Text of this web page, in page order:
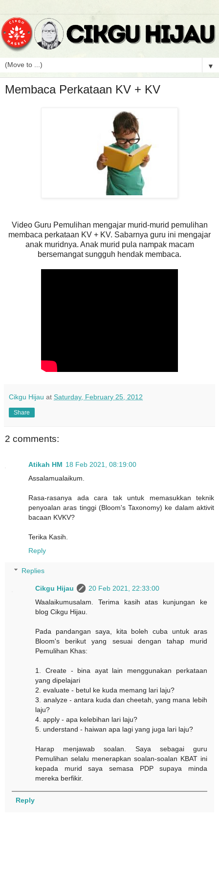
▼
Membaca Perkataan KV + KV
Video Guru Pemulihan mengajar murid-murid pemulihan
membaca perkataan KV + KV. Sabarnya guru ini mengajar
anak muridnya. Anak murid pula nampak macam
bersemangat sungguh hendak membaca.
Cikgu Hijau at Saturday, February 25, 2012
Share
2 comments:
Atikah HM 18 Feb 2021, 08:19:00
Assalamualaikum.
Rasa-rasanya ada cara tak untuk memasukkan teknik
penyoalan aras tinggi (Bloom's Taxonomy) ke dalam aktivit
bacaan KVKV?
Terika Kasih.
Reply
Replies
Cikgu Hijau
20 Feb 2021, 22:33:00
Waalaikumusalam. Terima kasih atas kunjungan ke
blog Cikgu Hijau.
Pada pandangan saya, kita boleh cuba untuk aras
Bloom's berikut yang sesuai dengan tahap murid
Pemulihan Khas:
1. Create - bina ayat lain menggunakan perkataan
yang dipelajari
2. evaluate - betul ke kuda memang lari laju?
3. analyze - antara kuda dan cheetah, yang mana lebih
laju?
4. apply - apa kelebihan lari laju?
5. understand - haiwan apa lagi yang juga lari laju?
Harap menjawab soalan. Saya sebagai guru
Pemulihan selalu menerapkan soalan-soalan KBAT ini
kepada murid saya semasa PDP supaya minda
mereka berfikir.
Reply